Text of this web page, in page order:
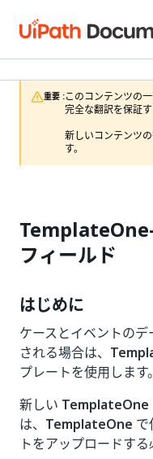
重要 :このコンテンツの
完全な翻訳を保証
新しいコンテンツ
す。
フィールド
はじめに
ケースとイベントの
される場合は、
プレートを使用します。
新しい TemplateOne
は、 TemplateOne
トをアップロードする